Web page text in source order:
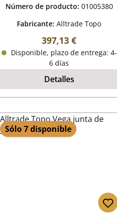
Número de producto: 01005380
Fabricante:Alltrade Topo
Precio normal:
397,13 €
Disponible, plazo de entrega: 4-
6 días
Detalles
Sólo 7 disponible